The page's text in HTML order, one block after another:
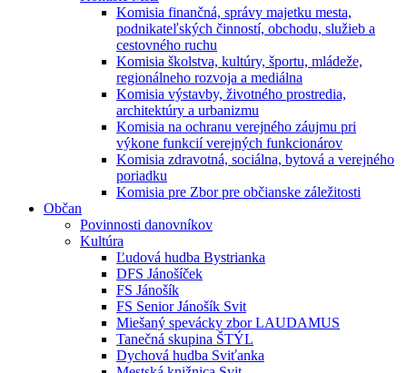
Komisia finančná, správy majetku mesta,
podnikateľských činností, obchodu, služieb a
cestovného ruchu
Komisia školstva, kultúry, športu, mládeže,
regionálneho rozvoja a mediálna
Komisia výstavby, životného prostredia,
architektúry a urbanizmu
Komisia na ochranu verejného záujmu pri
výkone funkcií verejných funkcionárov
Komisia zdravotná, sociálna, bytová a verejného
poriadku
Komisia pre Zbor pre občianske záležitosti
Občan
Povinnosti danovníkov
Kultúra
Ľudová hudba Bystrianka
DFS Jánošíček
FS Jánošík
FS Senior Jánošík Svit
Miešaný spevácky zbor LAUDAMUS
Tanečná skupina ŠTÝL
Dychová hudba Sviťanka